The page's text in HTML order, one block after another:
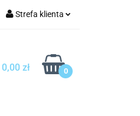
Strefa klienta
Zarejestruj się
Dodaj zgłoszenie
0,00 zł 0